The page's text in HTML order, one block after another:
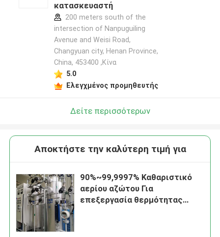
κατασκευαστή
200 meters south of the
intersection of Nanpuguiling
Avenue and Weisi Road,
Changyuan city, Henan Province,
China, 453400 ,Κίνα
5.0
Ελεγχμένος προμηθευτής
Δείτε περισσότερων
Αποκτήστε την καλύτερη τιμή για
90%~99,9997% Καθαριστικό
αερίου αζώτου Για
επεξεργασία θερμότητας